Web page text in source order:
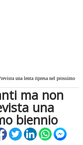
una lenta ripresa nel prossimo
ma non
una
biennio